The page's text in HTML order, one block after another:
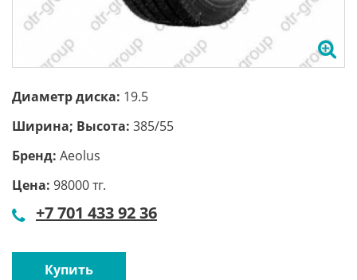
Диаметр диска: 19.5
Ширина; Высота: 385/55
Бренд: Aeolus
Цена: 98000 тг.
+7 701 433 92 36
Купить